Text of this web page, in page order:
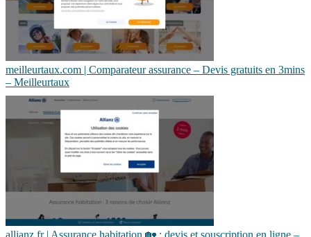
meilleurtaux.com | Comparateur assurance – Devis gratuits en 3mins
– Meilleurtaux
allianz.fr | Assurance habitation 🏡 : devis et souscription en ligne –